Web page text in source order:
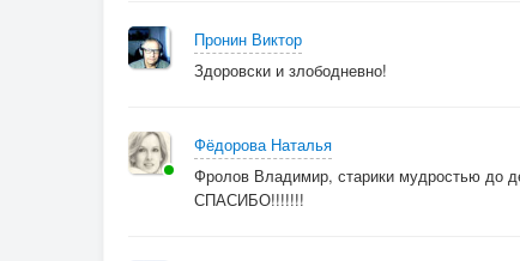
Снова ищут в мечтах небосвод.
Пронин Виктор
Здоровски и злободневно!
Фёдорова Наталья
Фролов Владимир, старики мудростью до
СПАСИБО!!!!!!!